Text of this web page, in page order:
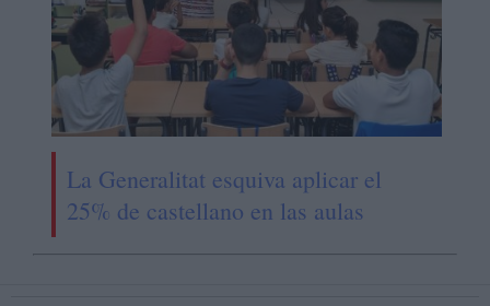
La Generalitat esquiva aplicar el
25% de castellano en las aulas